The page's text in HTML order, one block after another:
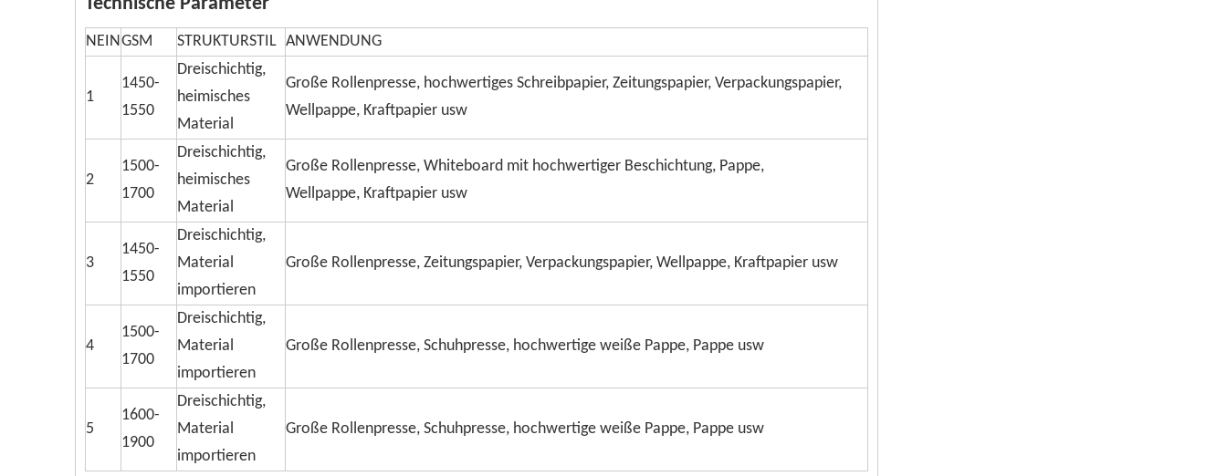
NEINGSM STRUKTURSTIL ANWENDUNG
1
1450-
1550
Dreischichtig,
heimisches
Material
Große Rollenpresse, hochwertiges Schreibpapier, Zeitungspapier, Verpackungspapier,
Wellpappe, Kraftpapier usw
2
1500-
1700
Dreischichtig,
heimisches
Material
Große Rollenpresse, Whiteboard mit hochwertiger Beschichtung, Pappe,
Wellpappe, Kraftpapier usw
3
1450-
1550
Dreischichtig,
Material
importieren
Große Rollenpresse, Zeitungspapier, Verpackungspapier, Wellpappe, Kraftpapier usw
4
1500-
1700
Dreischichtig,
Material
importieren
Große Rollenpresse, Schuhpresse, hochwertige weiße Pappe, Pappe usw
5
1600-
1900
Dreischichtig,
Material
importieren
Große Rollenpresse, Schuhpresse, hochwertige weiße Pappe, Pappe usw